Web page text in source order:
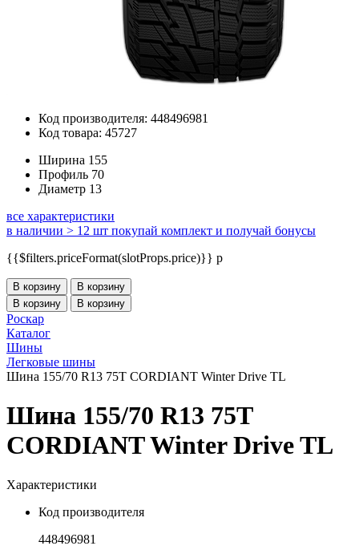
Код производителя: 448496981
Код товара: 45727
Ширина 155
Профиль 70
Диаметр 13
все характеристики
в наличии > 12 шт покупай комплект и получай бонусы
{{$filters.priceFormat(slotProps.price)}} p
В корзину
В корзину
В корзину
В корзину
Роскар
Каталог
Шины
Легковые шины
Шина 155/70 R13 75T CORDIANT Winter Drive TL
Шина 155/70 R13 75T
CORDIANT Winter Drive TL
Характеристики
Код производителя
448496981